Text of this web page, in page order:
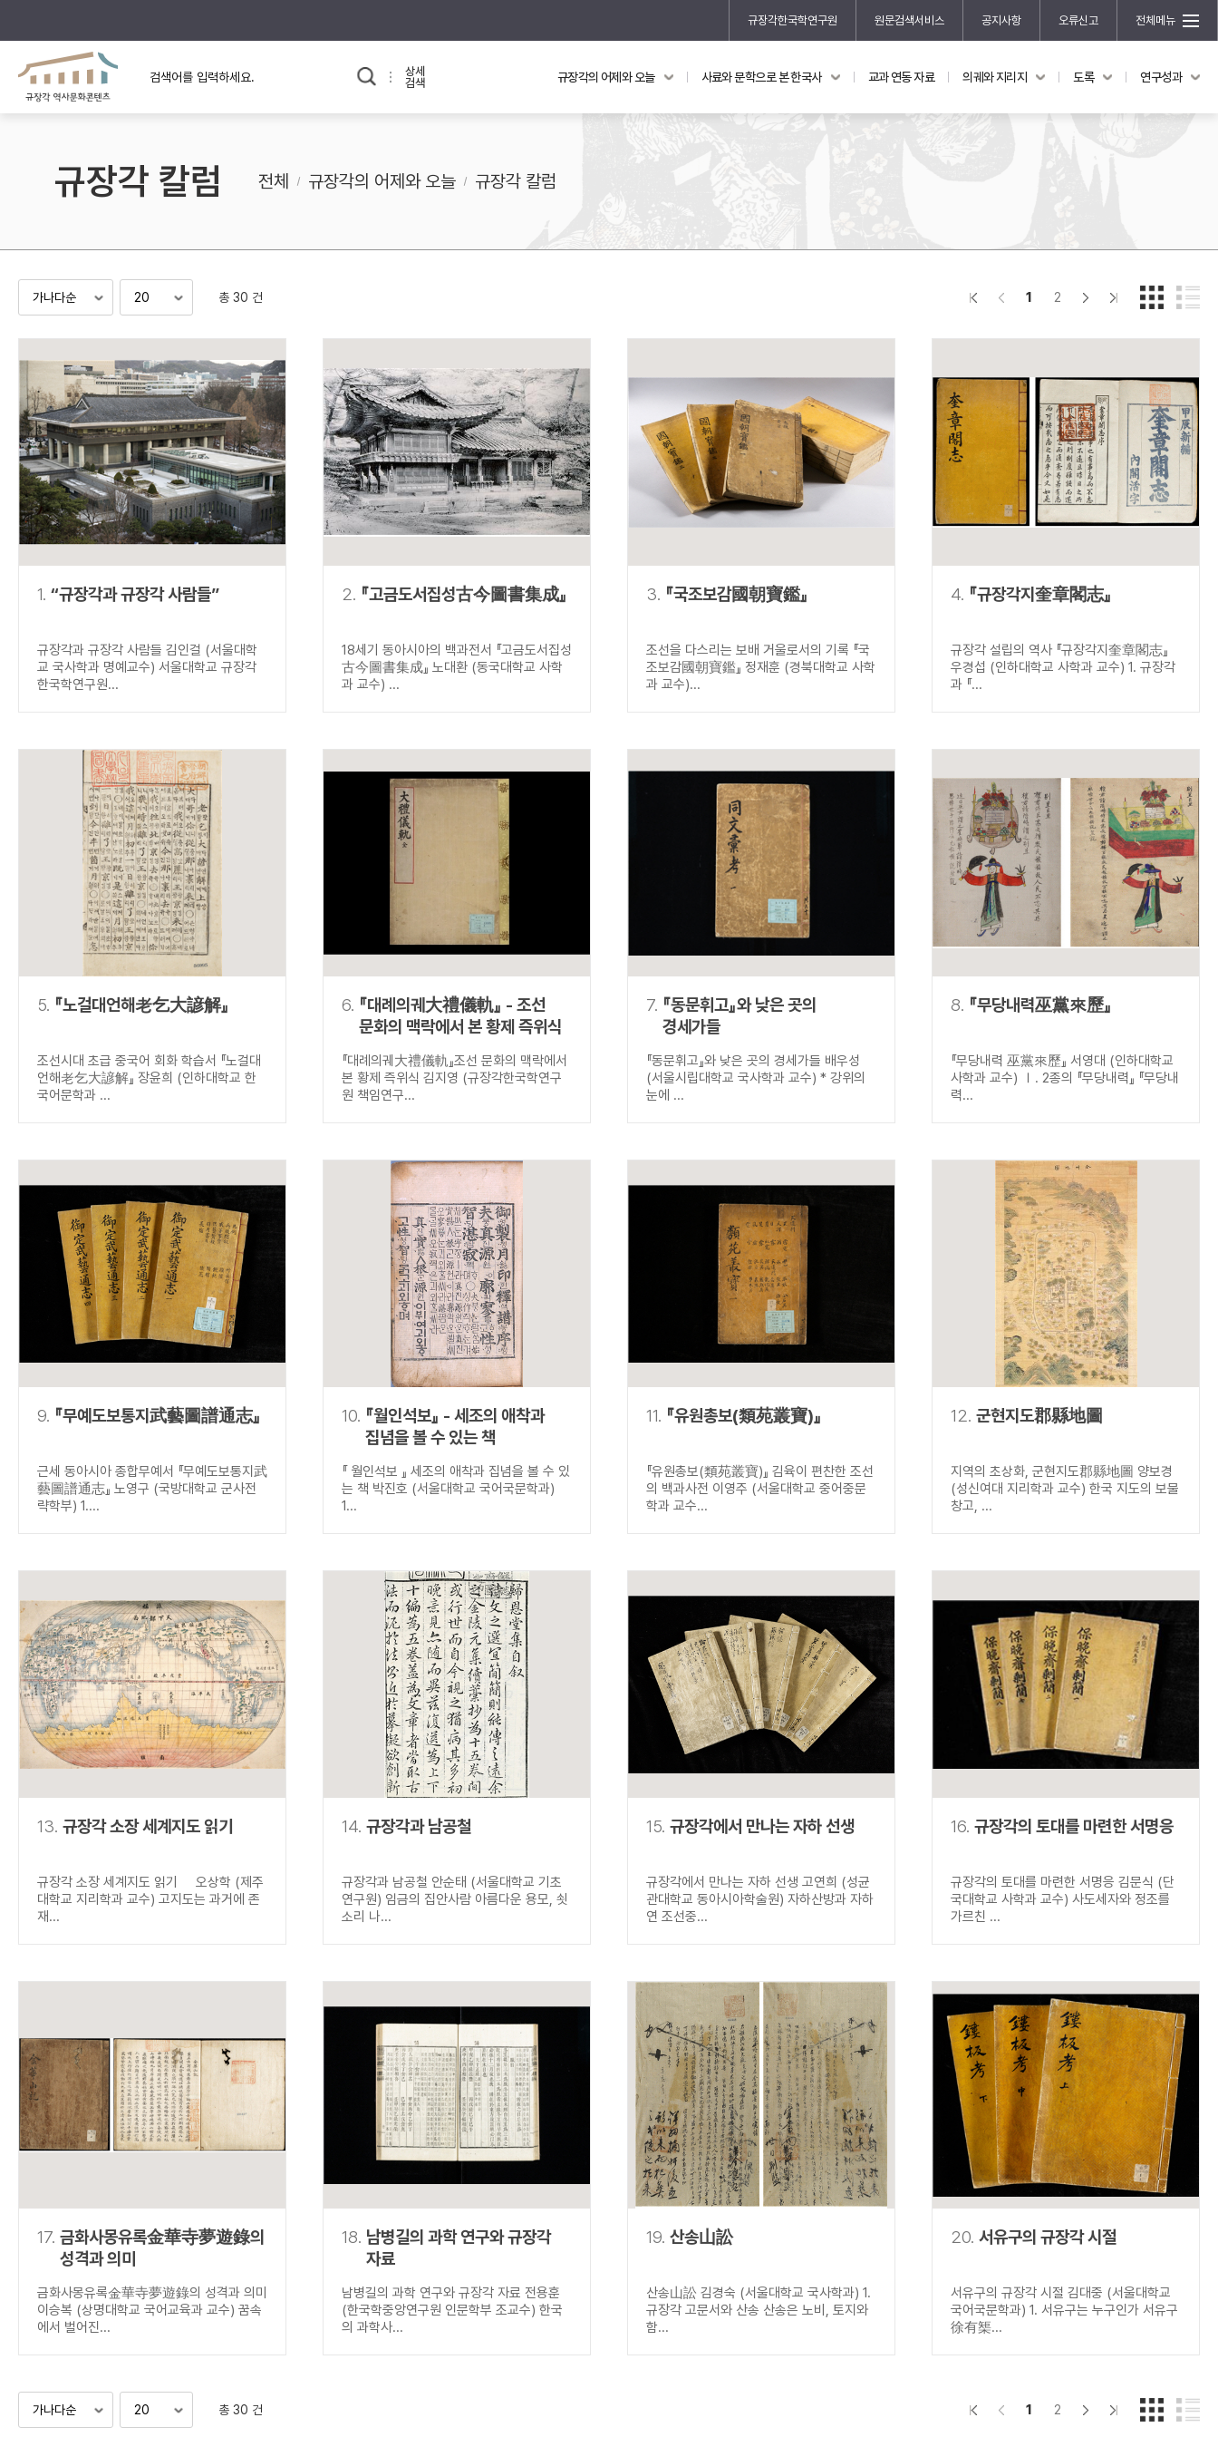
규장각한국학연구원 원문검색서비스 공지사항 오류신고 전체메뉴
규장각의 어제와 오늘
규장각 소개영상
사료와 문학으로 본
조선 후기
교과 연동 자료 의궤와 지리지 도록 연구성과
신진학자 초청 연구교류 사업
규장각-산기 연구비 지원 사업
홍재 한국학 펠로십 프로그램
상세
검색
검색 연산자 사용안내
연산자 사용 예 설명
AND 정조 AND 정약용
“정조”와 “정약용”이 동시에 포함된 자료를 검
색
OR 정조 OR 정약용 “정조” 또는 “정약용”이 포함된 자료를 검색
NOT 정조 NOT 정약용
“정조”가 나온 후 “정약용”이 나오지 않는 자
동시에 여러 개의 연산자를 사용할 수 있습니다.
규장각의 어제와 오늘 사료와 문학으로 본 한국사 교과 연동 자료 의궤와 지리지 도록 연구성과
규장각 칼럼 전체 규장각의 어제와 오늘 규장각 칼럼
총 30 건 1 2
1. “규장각과 규장각 사람들”
규장각과 규장각 사람들 김인걸 (서울대학
교 국사학과 명예교수) 서울대학교 규장각
한국학연구원...
2. 『고금도서집성古今圖書集成』
18세기 동아시아의 백과전서 『고금도서집성
古今圖書集成』 노대환 (동국대학교 사학
과 교수) ...
3. 『국조보감國朝寶鑑』
조선을 다스리는 보배 거울로서의 기록 『국
조보감國朝寶鑑』 정재훈 (경북대학교 사학
과 교수)...
4. 『규장각지奎章閣志』
규장각 설립의 역사 『규장각지奎章閣志』
우경섭 (인하대학교 사학과 교수) 1. 규장각
과 『...
5. 『노걸대언해老乞大諺解』
조선시대 초급 중국어 회화 학습서 『노걸대
언해老乞大諺解』 장윤희 (인하대학교 한
국어문학과 ...
6. 『대례의궤大禮儀軌』 - 조선
문화의 맥락에서 본 황제 즉위식
『대례의궤大禮儀軌』조선 문화의 맥락에서
본 황제 즉위식 김지영 (규장각한국학연구
원 책임연구...
7. 『동문휘고』와 낮은 곳의
경세가들
『동문휘고』와 낮은 곳의 경세가들 배우성
(서울시립대학교 국사학과 교수) * 강위의
눈에 ...
8. 『무당내력巫黨來歷』
『무당내력 巫黨來歷』 서영대 (인하대학교
사학과 교수) Ⅰ. 2종의 『무당내력』 『무당내
력...
9. 『무예도보통지武藝圖譜通志』
근세 동아시아 종합무예서 『무예도보통지武
藝圖譜通志』 노영구 (국방대학교 군사전
략학부) 1....
10. 『월인석보』 - 세조의 애착과
집념을 볼 수 있는 책
『 월인석보 』 세조의 애착과 집념을 볼 수 있
는 책 박진호 (서울대학교 국어국문학과)
1...
11. 『유원총보(類苑叢寶)』
『유원총보(類苑叢寶)』 김육이 편찬한 조선
의 백과사전 이영주 (서울대학교 중어중문
학과 교수...
12. 군현지도郡縣地圖
지역의 초상화, 군현지도郡縣地圖 양보경
(성신여대 지리학과 교수) 한국 지도의 보물
창고, ...
13. 규장각 소장 세계지도 읽기
규장각 소장 세계지도 읽기 오상학 (제주
대학교 지리학과 교수) 고지도는 과거에 존
재...
14. 규장각과 남공철
규장각과 남공철 안순태 (서울대학교 기초
연구원) 임금의 집안사람 아름다운 용모, 쇳
소리 나...
15. 규장각에서 만나는 자하 선생
규장각에서 만나는 자하 선생 고연희 (성균
관대학교 동아시아학술원) 자하산방과 자하
연 조선중...
16. 규장각의 토대를 마련한 서명응
규장각의 토대를 마련한 서명응 김문식 (단
국대학교 사학과 교수) 사도세자와 정조를
가르친 ...
17. 금화사몽유록金華寺夢遊錄의
성격과 의미
금화사몽유록金華寺夢遊錄의 성격과 의미
이승복 (상명대학교 국어교육과 교수) 꿈속
에서 벌어진...
18. 남병길의 과학 연구와 규장각
자료
남병길의 과학 연구와 규장각 자료 전용훈
(한국학중앙연구원 인문학부 조교수) 한국
의 과학사...
19. 산송山訟
산송山訟 김경숙 (서울대학교 국사학과) 1.
규장각 고문서와 산송 산송은 노비, 토지와
함...
20. 서유구의 규장각 시절
서유구의 규장각 시절 김대중 (서울대학교
국어국문학과) 1. 서유구는 누구인가 서유구
徐有榘...
총 30 건 1 2